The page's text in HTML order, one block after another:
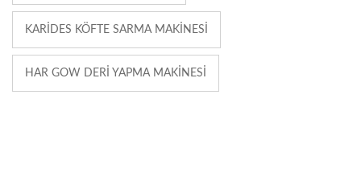
KARIDES KÖFTE SARMA MAKINESI
HAR GOW DERI YAPMA MAKINESI